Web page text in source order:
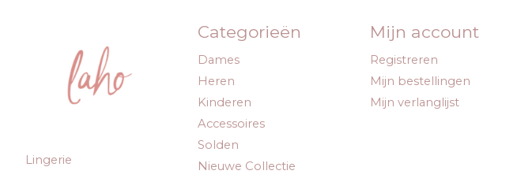
Lingerie
Categorieën
Dames
Heren
Kinderen
Accessoires
Solden
Nieuwe Collectie
Mijn account
Registreren
Mijn bestellingen
Mijn verlanglijst